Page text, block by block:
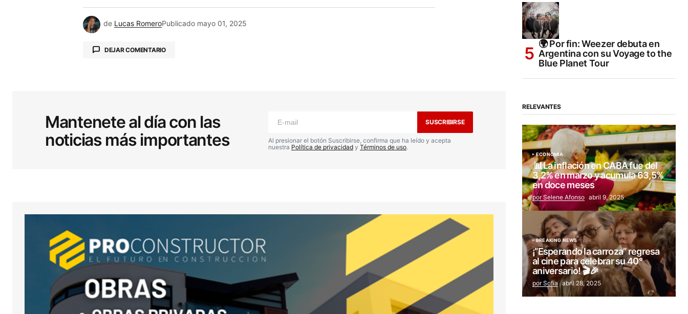
de Lucas RomeroPublicado mayo 01, 2025
DEJAR COMENTARIO
Comentario*
próxima vez que haga un comentario.
Mantenete al día con las
noticias más importantes
SUSCRIBIRSE
Al presionar el botón Suscribirse, confirma que ha leído y acepta
nuestra Política de privacidad y Términos de uso.
🌍 Por fin: Weezer debuta en
Argentina con su Voyage to the
Blue Planet Tour
RELEVANTES
ECONOMÍA
📊La inflación en CABA fue del
3,2% en marzo y acumula 63,5%
en doce meses
por Selene Afonso abril 9, 2025
BREAKING NEWS
¡“Esperando la carroza” regresa
al cine para celebrar su 40°
aniversario! 🎬🎉
por Sofía abril 28, 2025